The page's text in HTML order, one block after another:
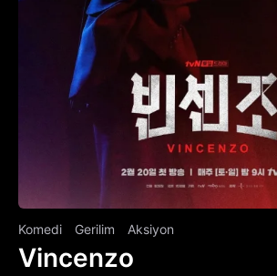
Komedi Gerilim Aksiyon
Vincenzo